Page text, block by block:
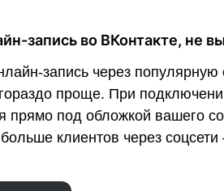
запись во ВКонтакте, не
запись через
проще. При
прямо под обложкой вашего
клиентов через